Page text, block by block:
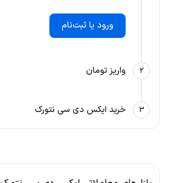
ورود یا ثبت‌نام
2 واریز تومان
3 خرید ایکس دی سی نتورک